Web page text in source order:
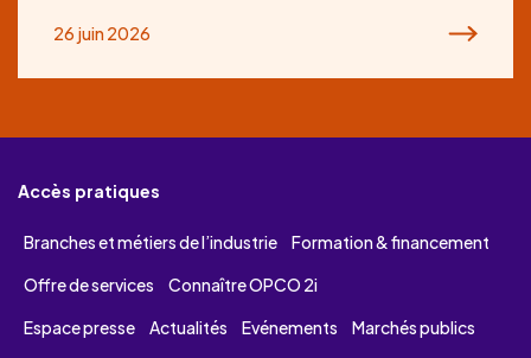
26 juin 2026
Accès pratiques
Branches et métiers de l’industrie
Formation & financement
Offre de services
Connaître OPCO 2i
Espace presse
Actualités Evénements
Marchés publics